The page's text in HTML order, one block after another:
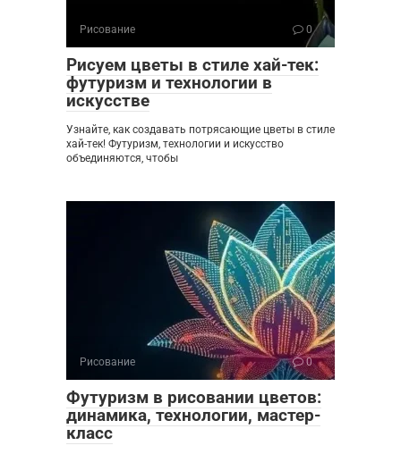
Рисование 0
Рисуем цветы в стиле хай-тек:
футуризм и технологии в
искусстве
Узнайте, как создавать потрясающие цветы в стиле
хай-тек! Футуризм, технологии и искусство
объединяются, чтобы
Рисование 0
Футуризм в рисовании цветов:
динамика, технологии, мастер-
класс